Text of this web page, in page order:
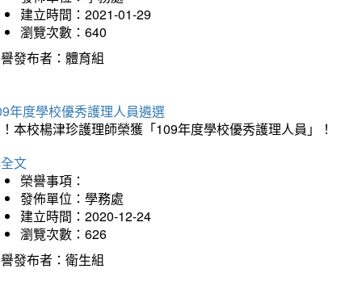
建立時間：2021-01-29
瀏覽次數：640
發布者：體育組
年度學校優秀護理人員遴選
本校楊津珍護理師榮獲「109年度學校優秀護理人員」！
文
榮譽事項：
發佈單位：學務處
建立時間：2020-12-24
瀏覽次數：626
發布者：衛生組